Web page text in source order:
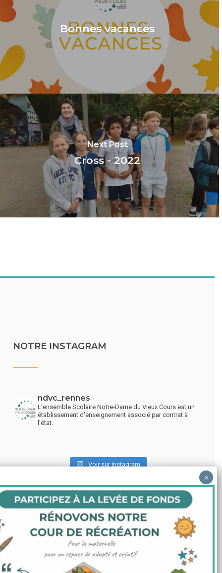
Bonnes vacances
Next Post
Cross - 2022
NOTRE INSTAGRAM
ndvc_rennes
L'ensemble Scolaire Notre-Dame du Vieux Cours est un
établissement d'enseignement associé par contrat à
l'état.
Voir sur Instagram
LIENS UTILES
Menu du self